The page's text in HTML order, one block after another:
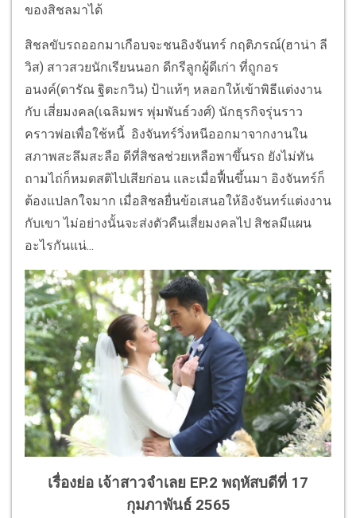
ของสิชลมาได้
สิชลขับรถออกมาเกือบจะชนอิงจันทร์ กฤติภรณ์(ฮาน่า ลี
วิส) สาวสวยนักเรียนนอก ดีกรีลูกผู้ดีเก่า ที่ถูกอร
อนงค์(ดารัณ ฐิตะกวิน) ป้าแท้ๆ หลอกให้เข้าพิธีแต่งงาน
กับ เสี่ยมงคล(เฉลิมพร พุ่มพันธ์วงศ์) นักธุรกิจรุ่นราว
คราวพ่อเพื่อใช้หนี้ อิงจันทร์วิ่งหนีออกมาจากงานใน
สภาพสะลึมสะลือ ดีที่สิชลช่วยเหลือพาขึ้นรถ ยังไม่ทัน
ถามไถ่ก็หมดสติไปเสียก่อน และเมื่อฟื้นขึ้นมา อิงจันทร์ก็
ต้องแปลกใจมาก เมื่อสิชลยื่นข้อเสนอให้อิงจันทร์แต่งงาน
กับเขา ไม่อย่างนั้นจะส่งตัวคืนเสี่ยมงคลไป สิชลมีแผน
อะไรกันแน่...
เรื่องย่อ เจ้าสาวจำเลย EP.2 พฤหัสบดีที่ 17
กุมภาพันธ์ 2565